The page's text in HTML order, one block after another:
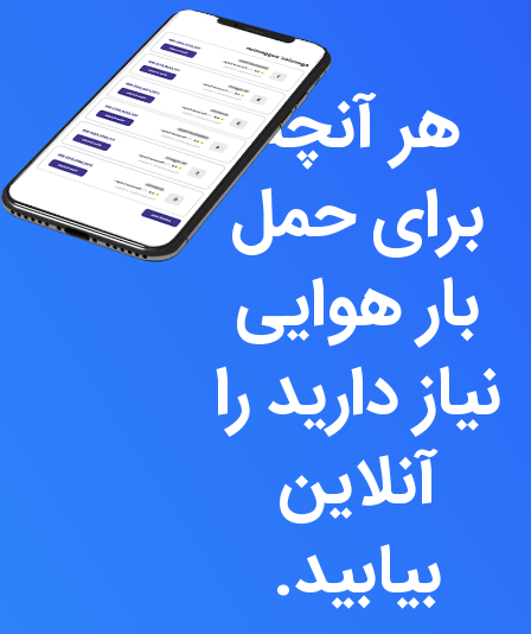
هر آنچه
برای حمل
بار هوایی
نیاز دارید را
آنلاین
بیابید.